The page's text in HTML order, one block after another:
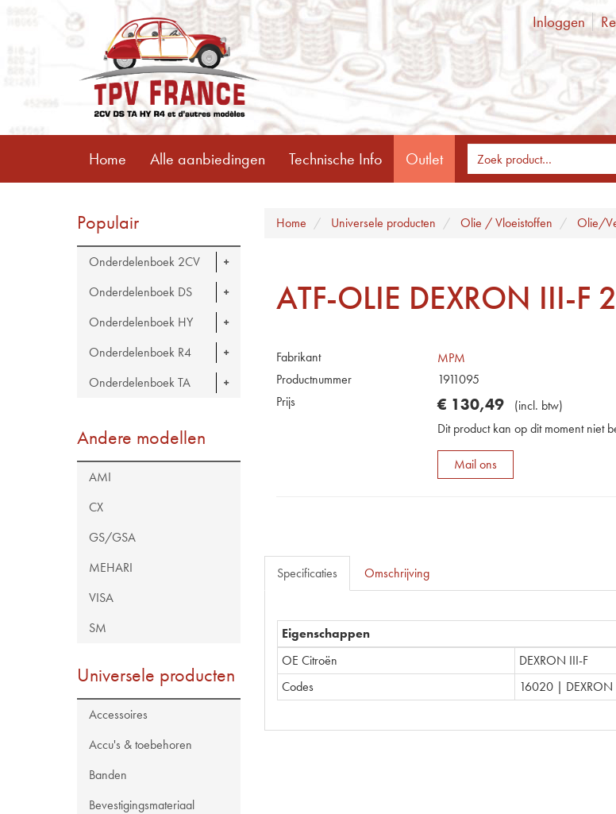
Inloggen
Home Alle aanbiedingen Technische Info Outlet
Populair
Onderdelenboek 2CV
Onderdelenboek DS
Onderdelenboek HY
Onderdelenboek R4
Onderdelenboek TA
Andere modellen
AMI
CX
GS/GSA
MEHARI
VISA
SM
Universele producten
Accessoires
Accu's & toebehoren
Banden
Bevestigingsmateriaal
Home Universele producten Olie / Vloeistoffen Olie/
ATF-OLIE DEXRON III-F
Fabrikant
MPM
Productnummer
1911095
Prijs
€ 130,49 (incl. btw)
Dit product kan op dit moment niet
Mail ons
Specificaties Omschrijving
Eigenschappen
OE Citroën
DEXRON III-F
Codes
16020 | DEXRON